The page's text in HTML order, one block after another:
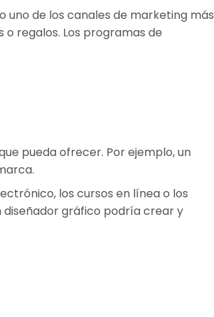
uno de los canales de marketing más
regalos. Los programas de
pueda ofrecer. Por ejemplo, un
los cursos en línea o los
diseñador gráfico podría crear y